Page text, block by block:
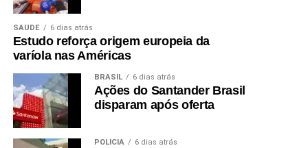
SAÚDE 6 dias atrás
Estudo reforça origem europeia da
varíola nas Américas
BRASIL 6 dias atrás
Ações do Santander Brasil
disparam após oferta
POLÍCIA 6 dias atrás